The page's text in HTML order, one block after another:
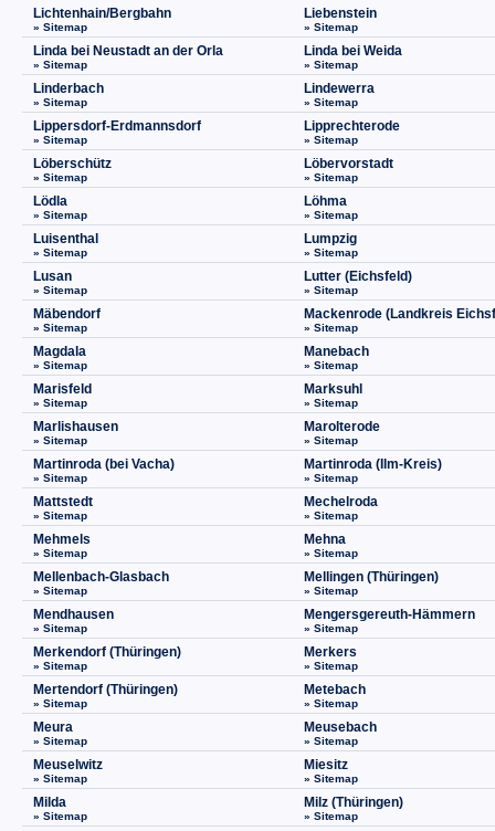
Lichtenhain/Bergbahn
» Sitemap
Liebenstein
» Sitemap
Linda bei Neustadt an der Orla
» Sitemap
Linda bei Weida
» Sitemap
Linderbach
» Sitemap
Lindewerra
» Sitemap
Lippersdorf-Erdmannsdorf
» Sitemap
Lipprechterode
» Sitemap
Löberschütz
» Sitemap
Löbervorstadt
» Sitemap
Lödla
» Sitemap
Löhma
» Sitemap
Luisenthal
» Sitemap
Lumpzig
» Sitemap
Lusan
» Sitemap
Lutter (Eichsfeld)
» Sitemap
Mäbendorf
» Sitemap
Mackenrode (Landkreis
» Sitemap
Magdala
» Sitemap
Manebach
» Sitemap
Marisfeld
» Sitemap
Marksuhl
» Sitemap
Marlishausen
» Sitemap
Marolterode
» Sitemap
Martinroda (bei Vacha)
» Sitemap
Martinroda (Ilm-Kreis)
» Sitemap
Mattstedt
» Sitemap
Mechelroda
» Sitemap
Mehmels
» Sitemap
Mehna
» Sitemap
Mellenbach-Glasbach
» Sitemap
Mellingen (Thüringen)
» Sitemap
Mendhausen
» Sitemap
Mengersgereuth-Hämmern
» Sitemap
Merkendorf (Thüringen)
» Sitemap
Merkers
» Sitemap
Mertendorf (Thüringen)
» Sitemap
Metebach
» Sitemap
Meura
» Sitemap
Meusebach
» Sitemap
Meuselwitz
» Sitemap
Miesitz
» Sitemap
Milda
» Sitemap
Milz (Thüringen)
» Sitemap